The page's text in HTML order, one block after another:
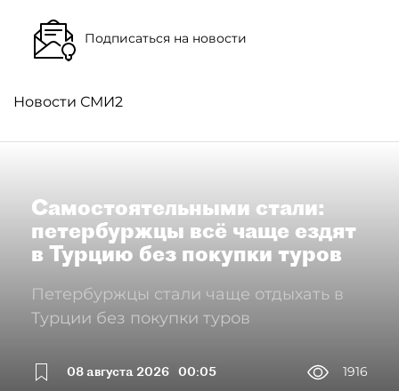
Подписаться на новости
Новости СМИ2
Самостоятельными стали:
петербуржцы всё чаще ездят
в Турцию без покупки туров
Петербуржцы стали чаще отдыхать в
Турции без покупки туров
08 августа 2026 00:05
1916